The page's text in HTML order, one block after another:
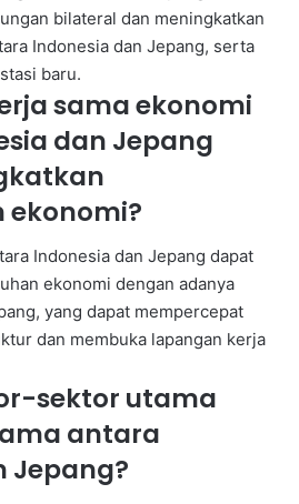
bilateral dan meningkatkan
Indonesia dan Jepang, serta
baru.
sama ekonomi
dan Jepang
Indonesia dan Jepang dapat
ekonomi dengan adanya
yang dapat mempercepat
dan membuka lapangan kerja
sektor utama
antara
Jepang?